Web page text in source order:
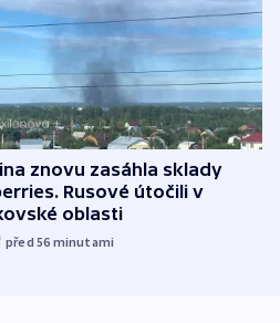
znovu zasáhla sklady
Rusové útočili v
oblasti
před 56 minutami